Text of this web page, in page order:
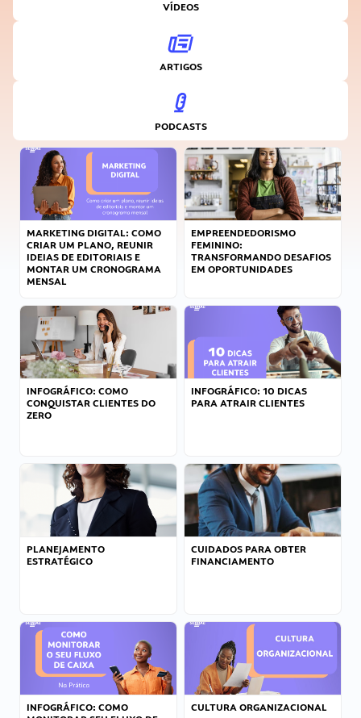
VÍDEOS
ARTIGOS
PODCASTS
MARKETING DIGITAL: COMO
CRIAR UM PLANO, REUNIR
IDEIAS DE EDITORIAIS E
MONTAR UM CRONOGRAMA
MENSAL
EMPREENDEDORISMO
FEMININO:
TRANSFORMANDO DESAFIOS
EM OPORTUNIDADES
INFOGRÁFICO: COMO
CONQUISTAR CLIENTES DO
ZERO
INFOGRÁFICO: 10 DICAS
PARA ATRAIR CLIENTES
PLANEJAMENTO
ESTRATÉGICO
CUIDADOS PARA OBTER
FINANCIAMENTO
INFOGRÁFICO: COMO
CULTURA ORGANIZACIONAL